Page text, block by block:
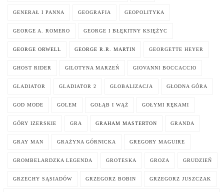
GENERAŁ I PANNA GEOGRAFIA GEOPOLITYKA
GEORGE A. ROMERO GEORGE I BŁĘKITNY KSIĘŻYC
GEORGE ORWELL GEORGE R.R. MARTIN GEORGETTE HEYER
GHOST RIDER GILOTYNA MARZEŃ GIOVANNI BOCCACCIO
GLADIATOR GLADIATOR 2 GLOBALIZACJA GŁODNA GÓRA
GOD MODE GOLEM GOŁĄB I WĄŻ GOŁYMI RĘKAMI
GÓRY IZERSKIE GRA GRAHAM MASTERTON GRANDA
GRAY MAN GRAŻYNA GÓRNICKA GREGORY MAGUIRE
GROMBELARDZKA LEGENDA GROTESKA GROZA GRUDZIEŃ
GRZECHY SĄSIADÓW GRZEGORZ BOBIN GRZEGORZ JUSZCZAK